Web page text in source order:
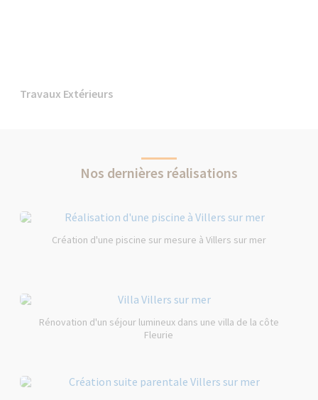
Travaux Extérieurs
Nos dernières réalisations
Création d'une piscine sur mesure à Villers sur mer
Rénovation d'un séjour lumineux dans une villa de la côte
Fleurie